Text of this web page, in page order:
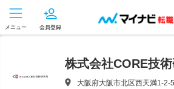
メニュー 会員登録
株式会社CORE技
大阪府大阪市北区西天満1-2-